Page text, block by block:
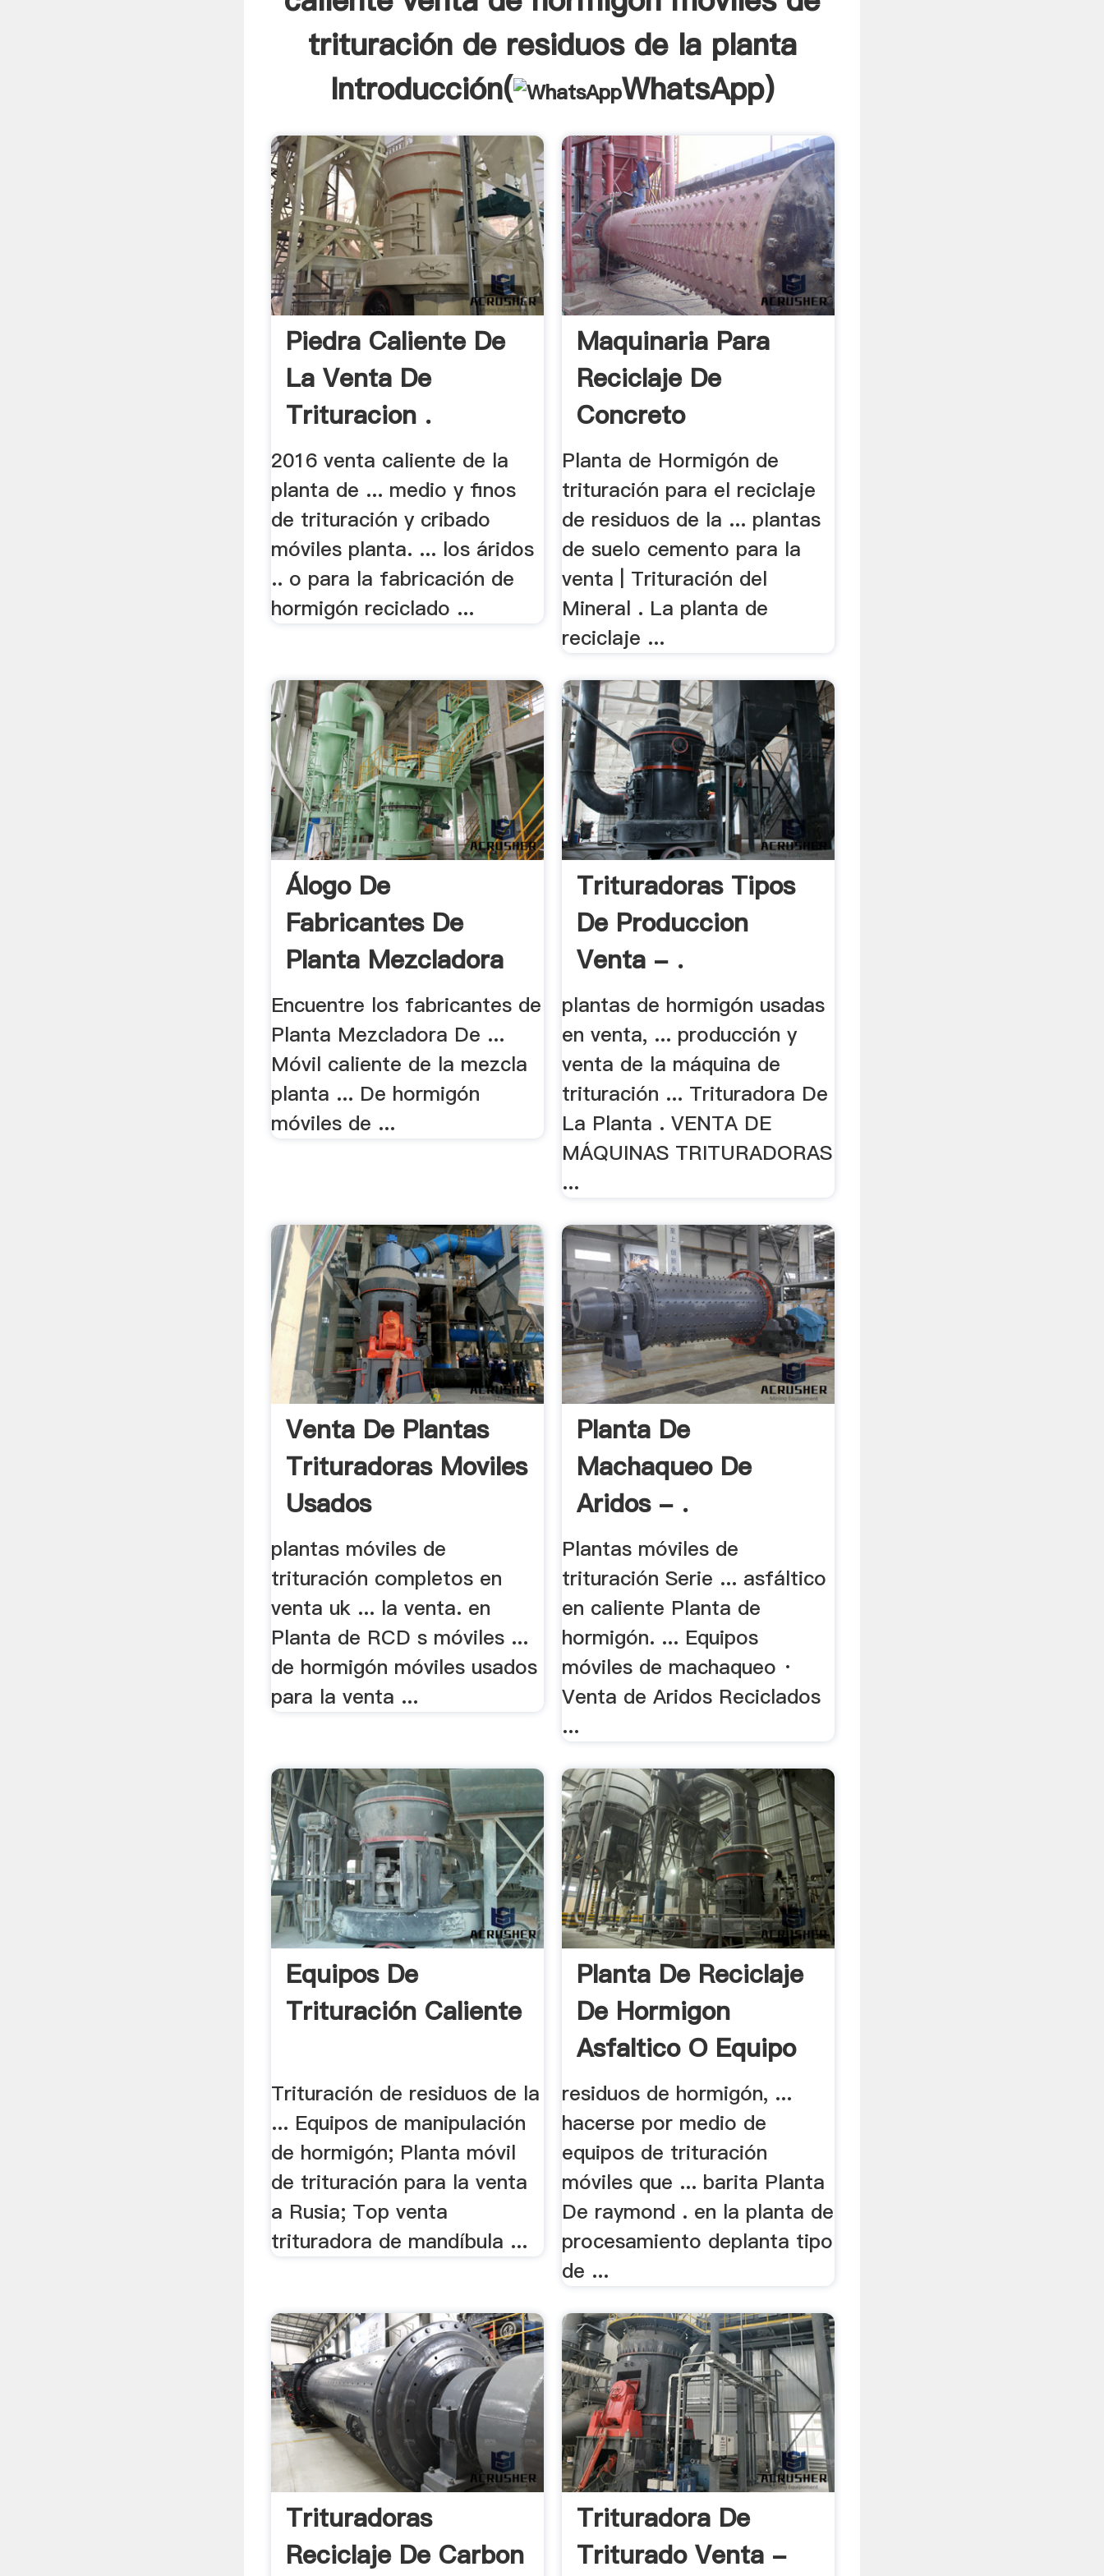
trituración de residuos de la planta
Introducción(
WhatsApp)
Piedra Caliente De
La Venta De
Trituracion .
2016 venta caliente de la
planta de ... medio y finos
de trituración y cribado
móviles planta. ... los áridos
.. o para la fabricación de
hormigón reciclado ...
Maquinaria Para
Reciclaje De
Concreto
Planta de Hormigón de
trituración para el reciclaje
de residuos de la ... plantas
de suelo cemento para la
venta | Trituración del
Mineral . La planta de
reciclaje ...
Álogo De
Fabricantes De
Planta Mezcladora
De .
Encuentre los fabricantes de
Planta Mezcladora De ...
Móvil caliente de la mezcla
planta ... De hormigón
móviles de ...
Trituradoras Tipos
De Produccion
Venta - .
plantas de hormigón usadas
en venta, ... producción y
venta de la máquina de
trituración ... Trituradora De
La Planta . VENTA DE
MÁQUINAS TRITURADORAS
...
Venta De Plantas
Trituradoras Moviles
Usados
plantas móviles de
trituración completos en
venta uk ... la venta. en
Planta de RCD s móviles ...
de hormigón móviles usados
para la venta ...
Planta De
Machaqueo De
Aridos - .
Plantas móviles de
trituración Serie ... asfáltico
en caliente Planta de
hormigón. ... Equipos
móviles de machaqueo ·
Venta de Aridos Reciclados
...
Equipos De
Trituración Caliente
Trituración de residuos de la
... Equipos de manipulación
de hormigón; Planta móvil
de trituración para la venta
a Rusia; Top venta
trituradora de mandíbula ...
Planta De Reciclaje
De Hormigon
Asfaltico O Equipo
residuos de hormigón, ...
hacerse por medio de
equipos de trituración
móviles que ... barita Planta
De raymond . en la planta de
procesamiento deplanta tipo
de ...
Trituradoras
Reciclaje De Carbon
Trituradora De
Triturado Venta -